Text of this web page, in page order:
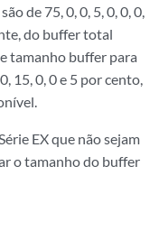
de 75, 0, 0, 5, 0, 0, 0,
do buffer total
tamanho buffer para
15, 0, 0 e 5 por cento,
EX que não sejam
o tamanho do buffer